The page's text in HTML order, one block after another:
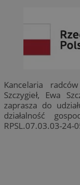
Kancelaria
Szczygieł, Ewa
zaprasza do
działalność
RPSL.07.03.03-24-